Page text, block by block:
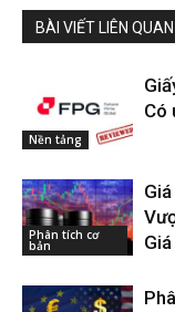
BÀI VIẾT LIÊN QUAN
Nền tảng
Có
Phân tích cơ
bản